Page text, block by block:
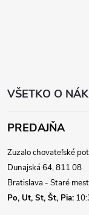
VŠETKO O
PREDAJŇA
Zuzalo chovateľské
Dunajská 64, 811 08
Bratislava - Staré
Po, Ut, St, Št, Pia: